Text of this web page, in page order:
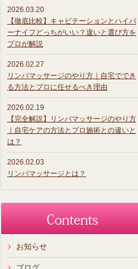
2026.03.20
【徹底比較】キャビテーションとハイパ
ーナイフどっちがいい？違いと選び方を
プロが解説
2026.02.27
リンパマッサージのやり方｜自宅ででき
る方法とプロに任せるべき理由
2026.02.19
【完全解説】リンパマッサージのやり方
｜自宅ケアの方法とプロ施術との違いと
は？
2026.02.03
リンパマッサージとは？
お知らせ